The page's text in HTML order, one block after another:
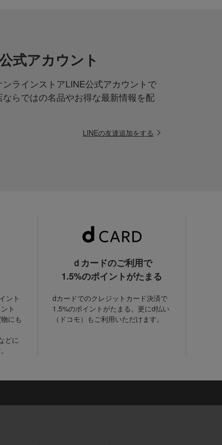
式アカウント
ンラインストアLINE公式アカウントで
ならではの名品やお得な最新情報を配
LINEの友達追加をする
ント
ト
にも
どに
ｄカードのご利用で
1.5%のポイントがたまる
dカードでのクレジットカード決済で
1.5%のポイントがたまる。更にd払い
（ドコモ）もご利用いただけます。